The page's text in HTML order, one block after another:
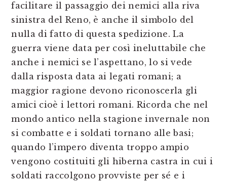
facilitare il passaggio dei nemici alla riva
sinistra del Reno, è anche il simbolo del
nulla di fatto di questa spedizione. La
guerra viene data per così ineluttabile che
anche i nemici se l’aspettano, lo si vede
dalla risposta data ai legati romani; a
maggior ragione devono riconoscerla gli
amici cioè i lettori romani. Ricorda che nel
mondo antico nella stagione invernale non
si combatte e i soldati tornano alle basi;
quando l’impero diventa troppo ampio
vengono costituiti gli hiberna castra in cui i
soldati raccolgono provviste per sé e i